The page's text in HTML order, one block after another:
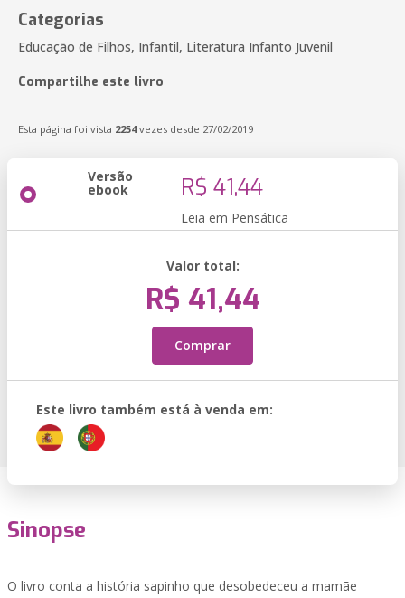
Categorias
Educação de Filhos, Infantil, Literatura Infanto Juvenil
Compartilhe este livro
Esta página foi vista 2254vezes desde 27/02/2019
Versão
ebook R$ 41,44
Leia em Pensática
Valor total:
R$ 41,44
Comprar
Este livro também está à venda em:
Sinopse
O livro conta a história sapinho que desobedeceu a mamãe